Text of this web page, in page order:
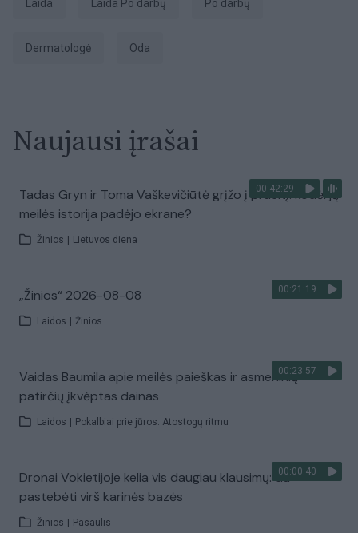
laida laida Po darbų po darbų
dermatologė Oda
Naujausi įrašai
00:42:29
Tadas Gryn ir Toma Vaškevičiūtė grįžo į praeitį: kodėl jų
meilės istorija padėjo ekrane?
Žinios Lietuvos diena
00:21:19
„Žinios“ 2026-08-08
Laidos Žinios
00:23:57
Vaidas Baumila apie meilės paieškas ir asmeninių
patirčių įkvėptas dainas
Laidos Pokalbiai prie jūros. Atostogų ritmu
00:00:40
Dronai Vokietijoje kelia vis daugiau klausimų: du
pastebėti virš karinės bazės
Žinios Pasaulis